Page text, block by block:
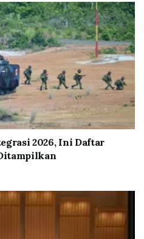
2026, Ini Daftar